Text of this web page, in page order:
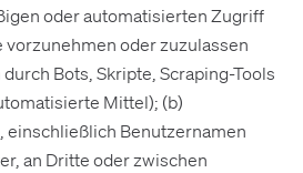
oder automatisierten Zugriff
vorzunehmen oder zuzulassen
Bots, Skripte, Scraping-Tools
Mittel); (b)
einschließlich Benutzernamen
an Dritte oder zwischen